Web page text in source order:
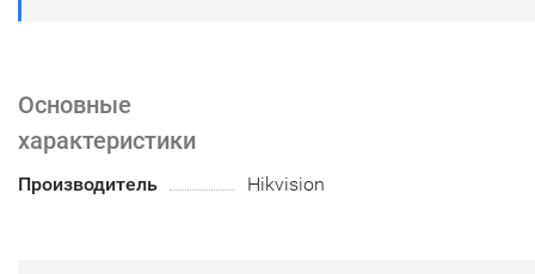
Основные
характеристики
Производитель Hikvision